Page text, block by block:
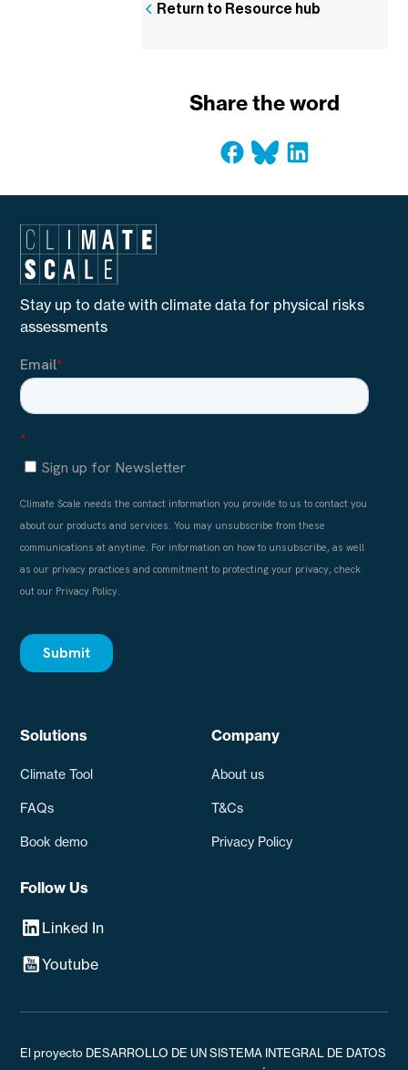
Return to Resource hub
Share the word
Stay up to date with climate data for physical risks
assessments
Solutions
Climate Tool
FAQs
Book demo
Company
About us
T&Cs
Privacy Policy
Follow Us
Linked In
Youtube
El proyecto DESARROLLO DE UN SISTEMA INTEGRAL DE DATOS